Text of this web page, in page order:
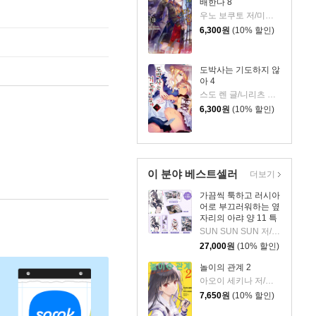
6,300원 (10% 할인)
도박사는 기도하지 않
아 4
스도 렌 글/니리츠 그림/정혜원 역
6,300원 (10% 할인)
이 분야 베스트셀러
가끔씩 툭하고 러시아
어로 부끄러워하는 옆
자리의 아랴 양 11 특
별판
SUN SUN SUN 저/모모코 그림/이승원 역
27,000원 (10% 할인)
놀이의 관계 2
아오이 세키나 저/미사키 쿠레히토 그림/변성은 역
7,650원 (10% 할인)
더보기